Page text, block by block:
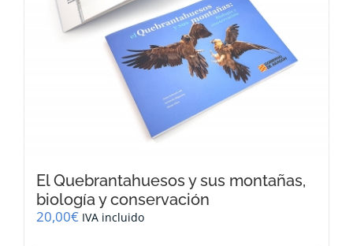
El Quebrantahuesos y sus montañas,
biología y conservación
20,00€ IVA incluido